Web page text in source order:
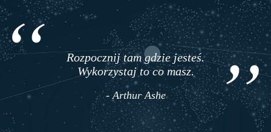
Rozpocznij tam gdzie jesteś.
Wykorzystaj to co masz.
- Arthur Ashe